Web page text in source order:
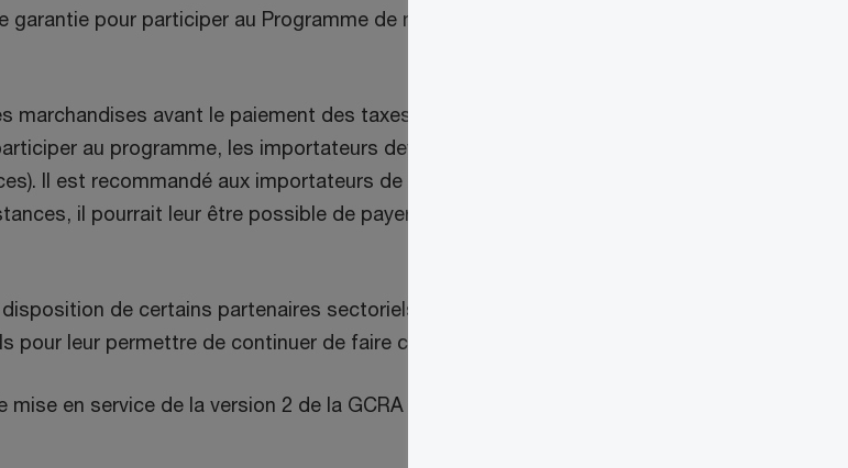
pour participer au Programme de mainlevée avant paiement (MAP) et
marchandises avant le paiement des taxes et droits et facilite les
au programme, les importateurs devront déposer leur propre garantie
Il est recommandé aux importateurs de régler le montant du relevé mensuel
il pourrait leur être possible de payer par l’entremise de leur courtier en
de certains partenaires sectoriels désireux de tester leurs propres
leur permettre de continuer de faire certifier leurs logiciels par la GCRA.
en service de la version 2 de la GCRA :